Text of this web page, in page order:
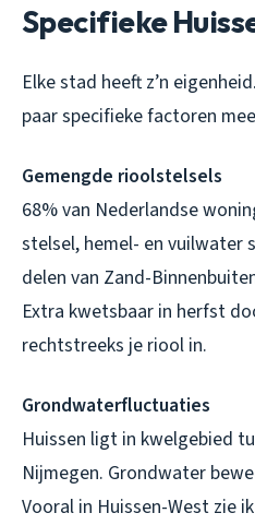
Specifieke
Elke stad heeft z’n
paar specifieke factoren
Gemengde rioolstelsels
68% van Nederlandse
stelsel, hemel- en vuilwater
delen van Zand-
Extra kwetsbaar in herfst
rechtstreeks je riool in.
Grondwaterfluctuaties
Huissen ligt in kwelgebied
Nijmegen. Grondwater
Vooral in Huissen-West zie